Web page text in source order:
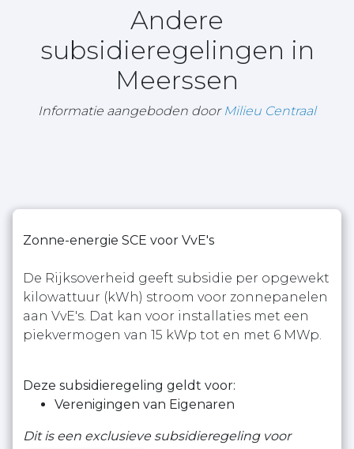
Andere
subsidieregelingen in
Meerssen
Informatie aangeboden door Milieu Centraal
Zonne-energie SCE voor VvE's
De Rijksoverheid geeft subsidie per opgewekt
kilowattuur (kWh) stroom voor zonnepanelen
aan VvE's. Dat kan voor installaties met een
piekvermogen van 15 kWp tot en met 6 MWp.
Deze subsidieregeling geldt voor:
Verenigingen van Eigenaren
Dit is een exclusieve subsidieregeling voor